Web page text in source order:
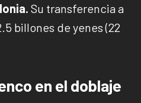
Su transferencia a
billones de yenes (22
en el doblaje